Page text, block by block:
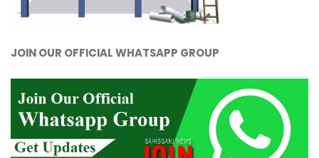
JOIN OUR OFFICIAL WHATSAPP GROUP